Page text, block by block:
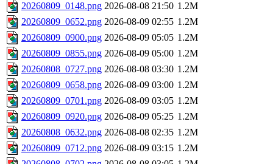
20260809_0148.png 2026-08-08 21:50 1.2M
20260809_0652.png 2026-08-09 02:55 1.2M
20260809_0900.png 2026-08-09 05:05 1.2M
20260809_0855.png 2026-08-09 05:00 1.2M
20260808_0727.png 2026-08-08 03:30 1.2M
20260809_0658.png 2026-08-09 03:00 1.2M
20260809_0701.png 2026-08-09 03:05 1.2M
20260809_0920.png 2026-08-09 05:25 1.2M
20260808_0632.png 2026-08-08 02:35 1.2M
20260809_0712.png 2026-08-09 03:15 1.2M